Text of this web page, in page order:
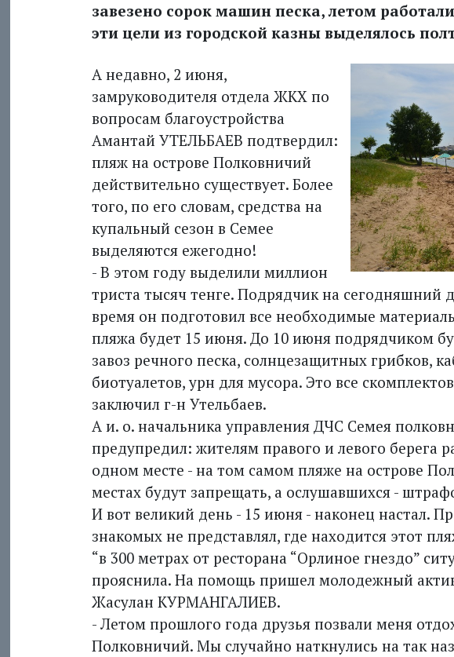
завезено сорок машин песка, летом
эти цели из городской казны выделялось
А недавно, 2 июня,
замруководителя отдела ЖКХ по
вопросам благоустройства
Амантай УТЕЛЬБАЕВ подтвердил:
пляж на острове Полковничий
действительно существует. Более
того, по его словам, средства на
купальный сезон в Семее
выделяются ежегодно!
- В этом году выделили миллион
триста тысяч тенге. Подрядчик на сегодняшний
время он подготовил все необходимые
пляжа будет 15 июня. До 10 июня подрядчиком
завоз речного песка, солнцезащитных грибков,
биотуалетов, урн для мусора. Это все
заключил г-н Утельбаев.
А и. о. начальника управления ДЧС Семея
предупредил: жителям правого и левого берега
одном месте - на том самом пляже на острове
местах будут запрещать, а ослушавшихся -
И вот великий день - 15 июня - наконец настал.
знакомых не представлял, где находится этот
“в 300 метрах от ресторана “Орлиное гнездо”
прояснила. На помощь пришел молодежный
Жасулан КУРМАНГАЛИЕВ.
- Летом прошлого года друзья позвали меня
Полковничий. Мы случайно наткнулись на так